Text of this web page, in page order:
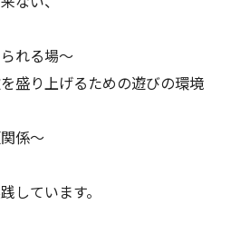
れる場～
盛り上げるための遊びの環境
係～
しています。